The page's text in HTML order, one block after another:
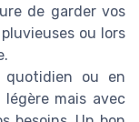
de garder vos
ou lors
quotidien ou en
mais avec